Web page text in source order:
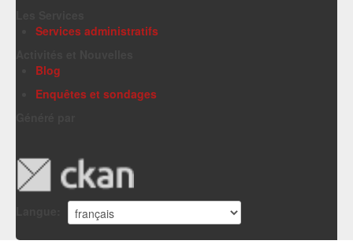
Services administratifs
Blog
Enquêtes et sondages